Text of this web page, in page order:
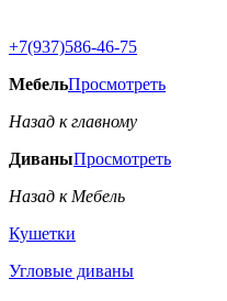
+7(937)586-46-75
МебельПросмотреть
Назад к главному
ДиваныПросмотреть
Назад к Мебель
Кушетки
Угловые диваны